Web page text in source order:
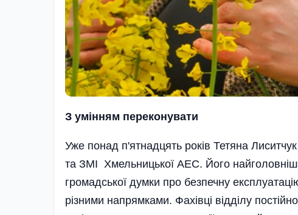
З умінням переконувати
Уже понад п'ятнадцять років Тетяна
та ЗМІ Хмельницької АЕС. Його
громадської думки про безпечну
різними напрямками. Фахівці відділу